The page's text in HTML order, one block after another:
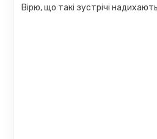
Вірю, що такі зустрічі